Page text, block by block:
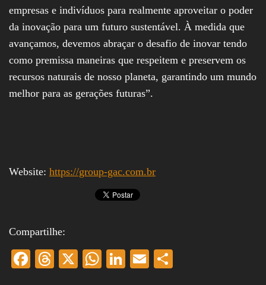
empresas e indivíduos para realmente aproveitar o poder
da inovação para um futuro sustentável. À medida que
avançamos, devemos abraçar o desafio de inovar tendo
como premissa maneiras que respeitem e preservem os
recursos naturais de nosso planeta, garantindo um mundo
melhor para as gerações futuras”.
Website: https://group-gac.com.br
Compartilhe:
Fa
T
X
W
Li
E